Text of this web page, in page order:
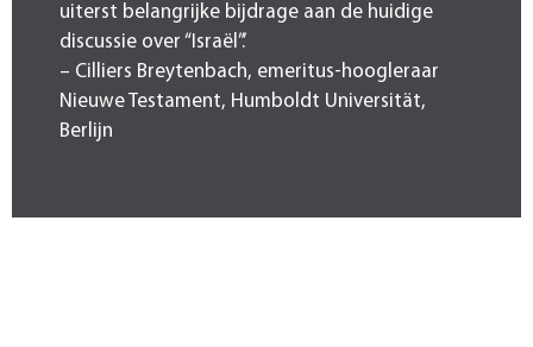
uiterst belangrijke bijdrage aan de huidige
discussie over “Israël”.’
– Cilliers Breytenbach, emeritus-hoogleraar
Nieuwe Testament, Humboldt Universität,
Berlijn